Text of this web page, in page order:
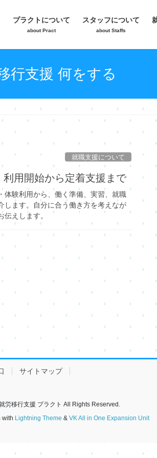
プラクトについて
about Pract
スタッフについて
about Staffs
行支援 何をする
就職支援について
用開始から定着支援まで
体験利用から、働く準備、実習、就職
します。自分に合う働き方を考えなが
えします。
サイトマップ
労移行支援 プラクト All Rights Reserved.
with Lightning Theme & VK All in One Expansion Unit